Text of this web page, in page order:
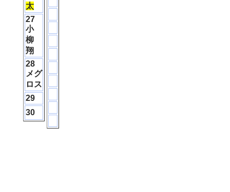
太
27
小
柳
翔
28
メグ
ロス
29
30